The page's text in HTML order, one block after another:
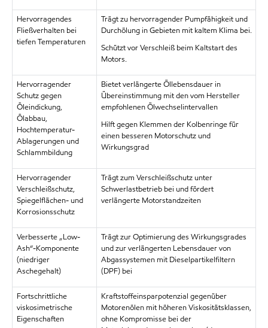
Hervorragendes
Fließverhalten bei
tiefen Temperaturen
Trägt zu hervorragender Pumpfähigkeit und
Durchölung in Gebieten mit kaltem Klima bei.
Schützt vor Verschleiß beim Kaltstart des
Motors.
Hervorragender
Schutz gegen
Öleindickung,
Ölabbau,
Hochtemperatur-
Ablagerungen und
Schlammbildung
Bietet verlängerte Öllebensdauer in
Übereinstimmung mit den vom Hersteller
empfohlenen Ölwechselintervallen
Hilft gegen Klemmen der Kolbenringe für
einen besseren Motorschutz und
Wirkungsgrad
Hervorragender
Verschleißschutz,
Spiegelflächen- und
Korrosionsschutz
Trägt zum Verschleißschutz unter
Schwerlastbetrieb bei und fördert
verlängerte Motorstandzeiten
Verbesserte „Low-
Ash“-Komponente
(niedriger
Aschegehalt)
Trägt zur Optimierung des Wirkungsgrades
und zur verlängerten Lebensdauer von
Abgassystemen mit Dieselpartikelfiltern
(DPF) bei
Fortschrittliche
viskosimetrische
Eigenschaften
Kraftstoffeinsparpotenzial gegenüber
Motorenölen mit höheren Viskositätsklassen,
ohne Kompromisse bei der